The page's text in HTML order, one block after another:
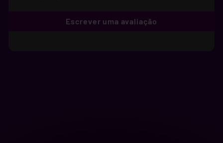
Escrever uma avaliação